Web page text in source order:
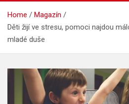
Home
Magazín
Děti žijí ve stresu, pomoci najdou
mladé duše